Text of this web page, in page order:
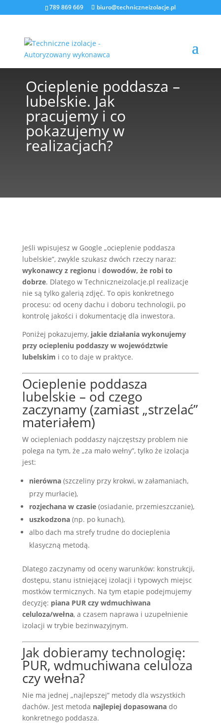
789 869 669 biuro@techniczneizolacje.pl
Ocieplenie poddasza –
lubelskie. Jak
pracujemy i co
pokazujemy w
realizacjach?
Jeśli wpisujesz w Google „ocieplenie poddasza
lubelskie”, zwykle szukasz dwóch rzeczy naraz:
wykonawcy z regionu i dowodów, że robi to
dobrze. Dlatego w Techniczneizolacje.pl realizacje
nie są tylko galerią zdjęć. To opis konkretnego
procesu: od oceny dachu i doboru technologii, po
kontrolę jakości i dokumentację dla inwestora.
Poniżej pokazujemy, jakie działania wykonujemy
przy ociepleniu poddaszy w województwie
lubelskim i co to daje w praktyce.
Ocieplenie poddasza
lubelskie – od czego
zaczynamy (zamiast „strzelać”
materiałem)
W ociepleniach poddaszy najczęstszy problem nie
polega na tym, że „za mało wełny”, tylko że izolacja
jest:
nierówna(szczeliny przy krokwi, w załamaniach,
przy murłacie),
rozjechana w czasie(osiadanie, przemieszczanie),
uszkodzona(np. po kunach),
albo dach ma strefy trudne do docieplenia
klasyczną metodą.
Dlatego zaczynamy od oceny warunków: konstrukcji,
dostępu, stanu istniejącej izolacji i typowych miejsc
mostków termicznych. Na tym etapie podejmujemy
decyzję: piana PUR czy wdmuchiwana
celuloza/wełna, a czasem naprawa i uzupełnienie
izolacji w trybie bezinwazyjnym.
Jak dobieramy technologię:
PUR, wdmuchiwana celuloza
czy wełna?
Nie ma jednej „najlepszej” metody dla wszystkich
dachów. Jest metoda najlepiej dopasowanado
konkretnego poddasza.